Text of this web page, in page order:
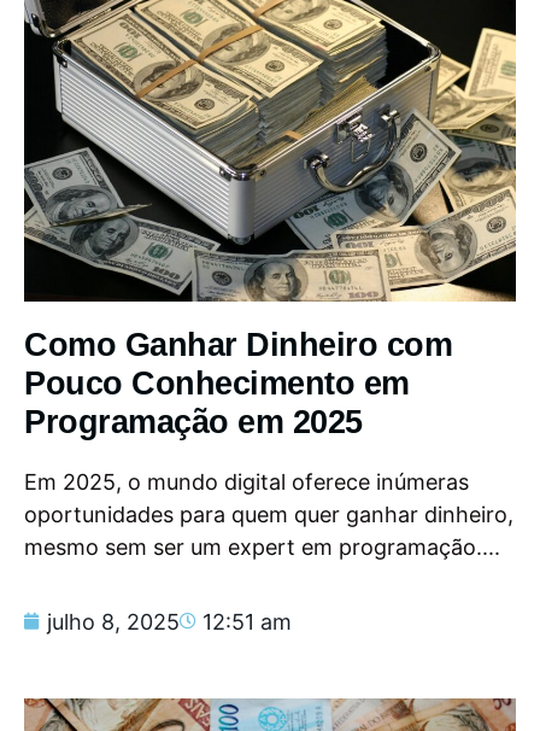
Como Ganhar Dinheiro com
Pouco Conhecimento em
Programação em 2025
Em 2025, o mundo digital oferece inúmeras
oportunidades para quem quer ganhar dinheiro,
mesmo sem ser um expert em programação....
julho 8, 2025 12:51 am